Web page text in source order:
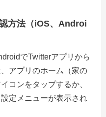
方法（iOS、Androi
でTwitterアプリから
アプリのホーム（家の
コンをタップするか、
定メニューが表示され